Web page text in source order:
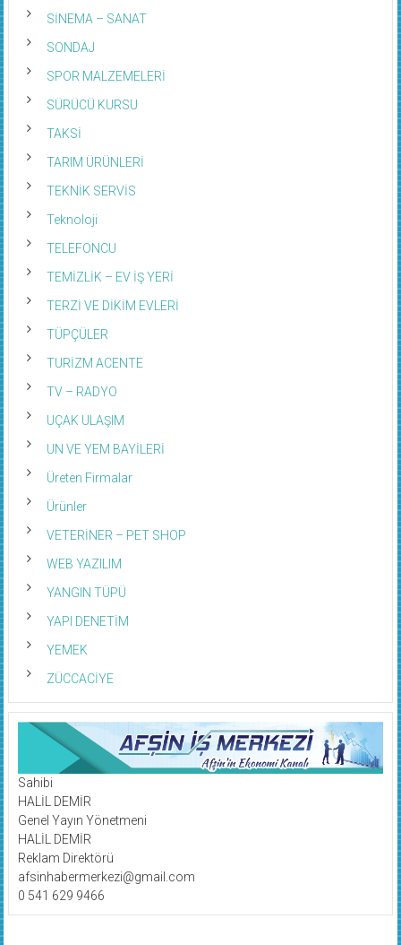
SİNEMA – SANAT
SONDAJ
SPOR MALZEMELERİ
SÜRÜCÜ KURSU
TAKSİ
TARIM ÜRÜNLERİ
TEKNİK SERVİS
Teknoloji
TELEFONCU
TEMİZLİK – EV İŞ YERİ
TERZİ VE DİKİM EVLERİ
TÜPÇÜLER
TURİZM ACENTE
TV – RADYO
UÇAK ULAŞIM
UN VE YEM BAYİLERİ
Üreten Firmalar
Ürünler
VETERİNER – PET SHOP
WEB YAZILIM
YANGIN TÜPÜ
YAPI DENETİM
YEMEK
ZÜCCACİYE
Sahibi
HALİL DEMİR
Genel Yayın Yönetmeni
HALİL DEMİR
Reklam Direktörü
afsinhabermerkezi@gmail.com
0 541 629 9466